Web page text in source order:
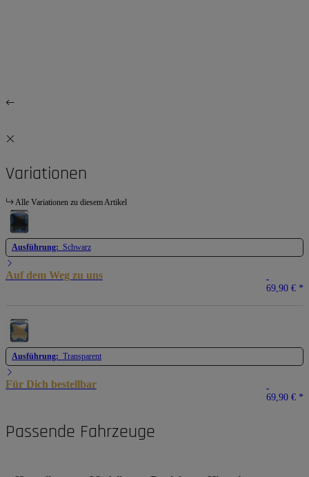
Variationen
Alle Variationen zu diesem Artikel
Ausführung: Schwarz
Auf dem Weg zu uns
69,90 € *
Ausführung: Transparent
Für Dich bestellbar
69,90 € *
Passende Fahrzeuge